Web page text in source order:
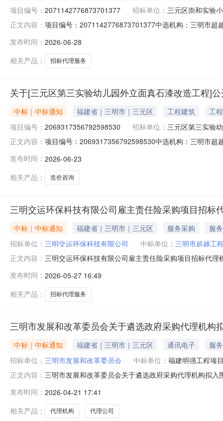
项目编号： 2071142776873701377 招标单位： 三元区崇和实验
正文内容： 项目编号：2071142776873701377中选机构：三明市超
教学楼改造选取招标代理单位，进行施工单位选取，工
发布时间： 2026-06-28
相关产品：
招标代理服务
关于[三元区第三实验幼儿园外立面真石漆改造工程]
中标｜中标通知 福建省｜三明市｜三元区 工程建筑
工程
项目编号： 2069317356792598530 招标单位： 三元区第三实验
正文内容： 项目编号：2069317356792598530中选机构：三明市超
采购内容说明：本工程投资估算约48万元(最终以财政审
发布时间： 2026-06-23
相关产品：
造价咨询
三明交运环保科技有限公司雇主责任险采购项目招标
中标｜中标通知 福建省｜三明市｜三元区 服务采购
服务
招标单位： 三明交运环保科技有限公司 中标单位： 三明市超越工
正文内容： 三明交运环保科技有限公司雇主责任险采购项目招标代
目招标代理机构询价的中标候选人为：三明市超越工程
有限公司雇主责任险采购项目招标代
发布时间： 2026-05-27 16:49
相关产品：
招标代理服务
三明市发展和改革委员会关于遴选政府采购代理机构
中标｜中标通知 福建省｜三明市｜三元区 通讯电子
服务
招标单位： 三明市发展和改革委员会 中标单位： 福建明强工程项
正文内容： 三明市发展和改革委员会关于遴选政府采购代理机构拟
业综合评价等级及业绩情况排序）1.福建国瑞信招标有
6.福建明强工程项目管理有限公
发布时间： 2026-04-21 17:41
相关产品：
代理机构 代理公司